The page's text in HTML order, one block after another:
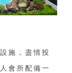
施，盡情投
會所配備一